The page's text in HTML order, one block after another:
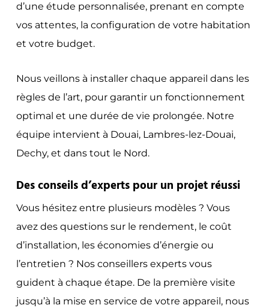
d’une étude personnalisée, prenant en compte
vos attentes, la configuration de votre habitation
et votre budget.
Nous veillons à installer chaque appareil dans les
règles de l’art, pour garantir un fonctionnement
optimal et une durée de vie prolongée. Notre
équipe intervient à Douai, Lambres-lez-Douai,
Dechy, et dans tout le Nord.
Des conseils d’experts pour un projet réussi
Vous hésitez entre plusieurs modèles ? Vous
avez des questions sur le rendement, le coût
d’installation, les économies d’énergie ou
l’entretien ? Nos conseillers experts vous
guident à chaque étape. De la première visite
jusqu’à la mise en service de votre appareil, nous